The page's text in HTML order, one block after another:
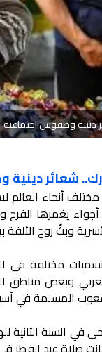
دينية وطقوس اجتماعية
شعائر
أنحاء العالم
يغمرها الفرح
وبثّ روح الألفة
مختلفة في
وبعض مناطق
المسلمة في
في السنة